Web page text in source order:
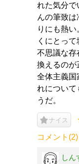
れた気分で
んの筆致は
りにも熱
くにとっ
不思議な存
換えるのが
全体主義国
れについて
うだ。
ナイス
コメント(2)
しん